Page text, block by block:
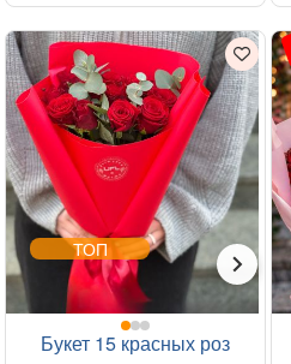
ТОП
Букет 15 красных роз